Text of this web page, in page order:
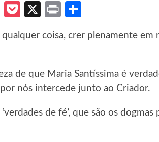
RedditPocket
X Print
coisa, crer plenamente em
de que Maria Santíssima é
por nós intercede junto ao Criador.
de fé’, que são os dogmas